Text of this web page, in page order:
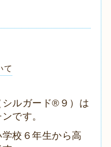
て
ルガード®９）は
です。
校６年生から高